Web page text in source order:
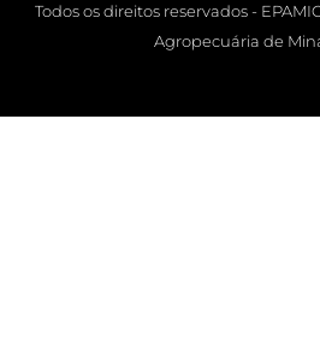
Todos os direitos reservados -
Agropecuária de